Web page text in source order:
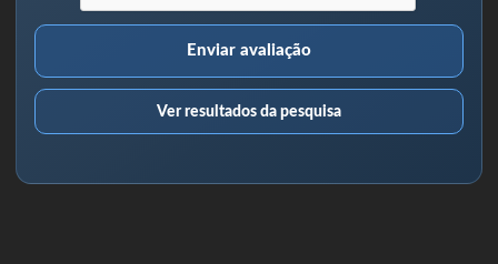
Enviar avaliação
Ver resultados da pesquisa